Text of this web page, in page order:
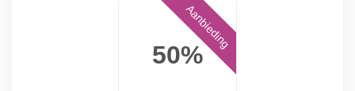
50%
Aanbieding